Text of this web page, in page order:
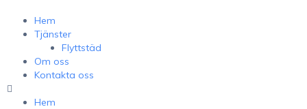
Hem
Tjänster
Flyttstäd
Om oss
Kontakta oss
Hem